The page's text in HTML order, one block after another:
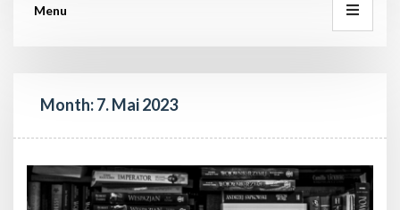
Menu
Month: 7. Mai 2023